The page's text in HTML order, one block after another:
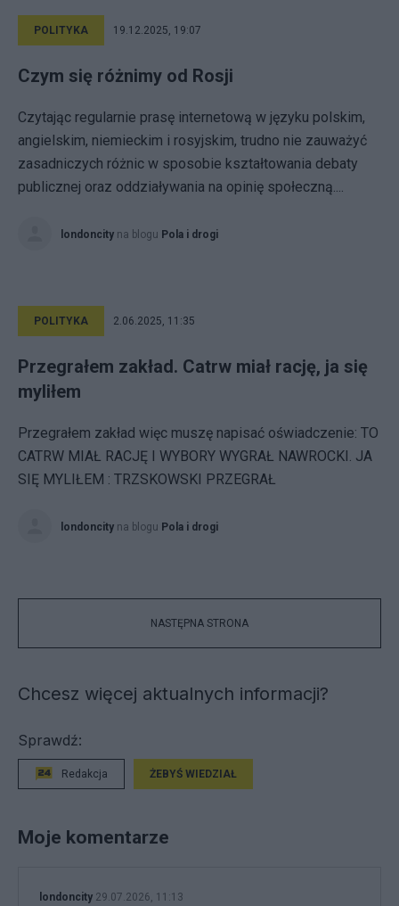
POLITYKA 19.12.2025, 19:07
Czym się różnimy od Rosji
Czytając regularnie prasę internetową w języku polskim,
angielskim, niemieckim i rosyjskim, trudno nie zauważyć
zasadniczych różnic w sposobie kształtowania debaty
publicznej oraz oddziaływania na opinię społeczną....
londoncity na blogu Pola i drogi
POLITYKA 2.06.2025, 11:35
Przegrałem zakład. Catrw miał rację, ja się
myliłem
Przegrałem zakład więc muszę napisać oświadczenie: TO
CATRW MIAŁ RACJĘ I WYBORY WYGRAŁ NAWROCKI. JA
SIĘ MYLIŁEM : TRZSKOWSKI PRZEGRAŁ
londoncity na blogu Pola i drogi
NASTĘPNA STRONA
Chcesz więcej aktualnych informacji?
Sprawdź:
Redakcja ŻEBYŚ WIEDZIAŁ
Moje komentarze
londoncity 29.07.2026, 11:13